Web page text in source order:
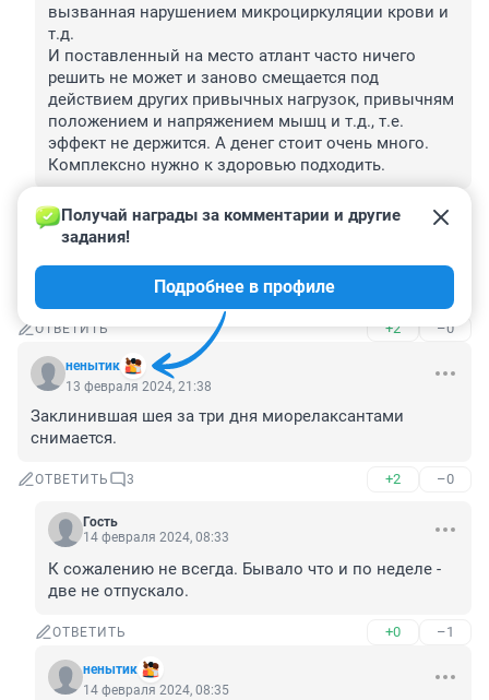
вызванная нарушением микроциркуляции крови и
т.д.
И поставленный на место атлант часто ничего
решить не может и заново смещается под
действием других привычных нагрузок, привычням
положением и напряжением мышц и т.д., т.е.
эффект не держится. А денег стоит очень много.
Комплексно нужно к здоровью подходить.
ОТВЕТИТЬ –0
Гость
ОТВЕТИТЬ +2 –0
ненытик
Получай награды за комментарии и другие
задания!
Подробнее в профиле
13 февраля 2024, 21:38
Заклинившая шея за три дня миорелаксантами
снимается.
ОТВЕТИТЬ 3 +2 –0
Гость
14 февраля 2024, 08:33
К сожалению не всегда. Бывало что и по неделе -
две не отпускало.
ОТВЕТИТЬ +0 –1
ненытик
14 февраля 2024, 08:35